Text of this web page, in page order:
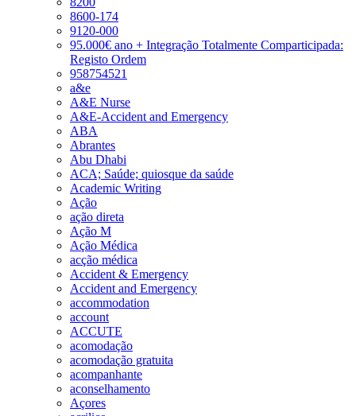
8600-174
9120-000
95.000€ ano + Integração Totalmente Comparticipada:
Registo Ordem
958754521
a&e
A&E Nurse
A&E-Accident and Emergency
ABA
Abrantes
Abu Dhabi
ACA; Saúde; quiosque da saúde
Academic Writing
Ação
ação direta
Ação M
Ação Médica
acção médica
Accident & Emergency
Accident and Emergency
accommodation
account
ACCUTE
acomodação
acomodação gratuita
acompanhante
aconselhamento
Açores